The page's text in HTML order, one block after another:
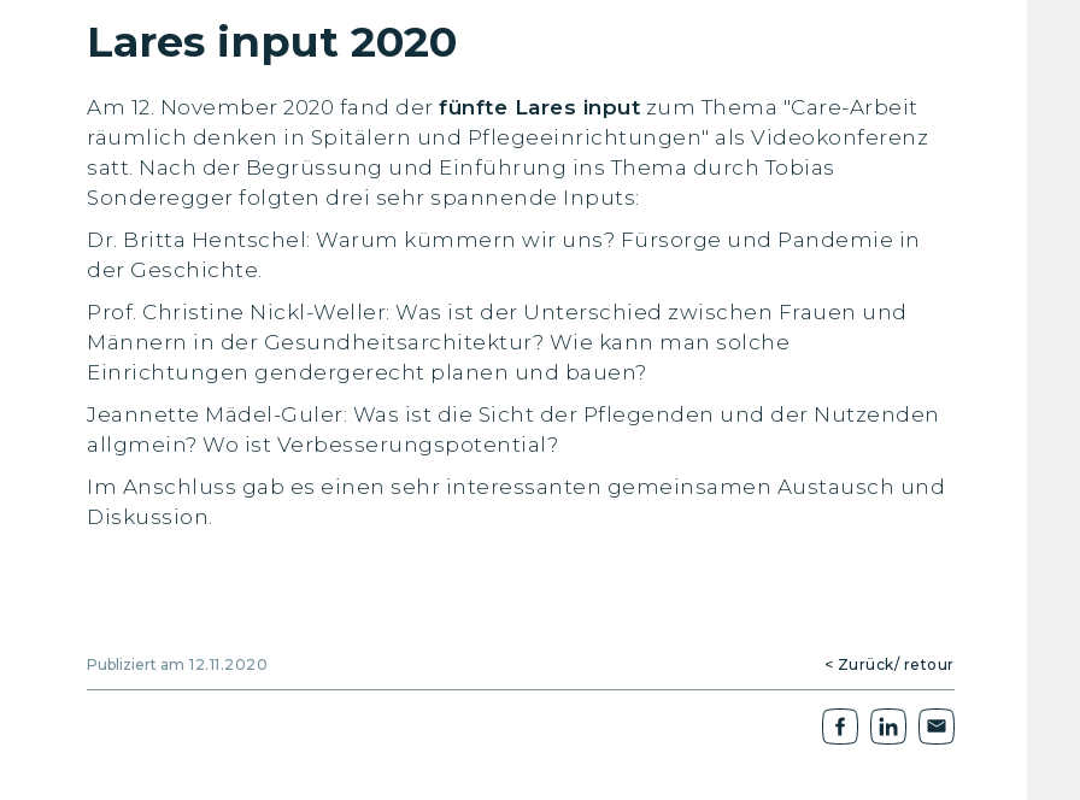
Lares input 2020
Am 12. November 2020 fand der fünfte Lares input zum Thema "Care-Arbeit
räumlich denken in Spitälern und Pflegeeinrichtungen" als Videokonferenz
satt. Nach der Begrüssung und Einführung ins Thema durch Tobias
Sonderegger folgten drei sehr spannende Inputs:
Dr. Britta Hentschel: Warum kümmern wir uns? Fürsorge und Pandemie in
der Geschichte.
Prof. Christine Nickl-Weller: Was ist der Unterschied zwischen Frauen und
Männern in der Gesundheitsarchitektur? Wie kann man solche
Einrichtungen gendergerecht planen und bauen?
Jeannette Mädel-Guler: Was ist die Sicht der Pflegenden und der Nutzenden
allgmein? Wo ist Verbesserungspotential?
Im Anschluss gab es einen sehr interessanten gemeinsamen Austausch und
Diskussion.
Publiziert am 12.11.2020 < Zurück/ retour